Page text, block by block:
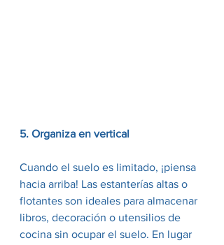
5. Organiza en vertical
Cuando el suelo es limitado, ¡piensa
hacia arriba! Las estanterías altas o
flotantes son ideales para almacenar
libros, decoración o utensilios de
cocina sin ocupar el suelo. En lugar